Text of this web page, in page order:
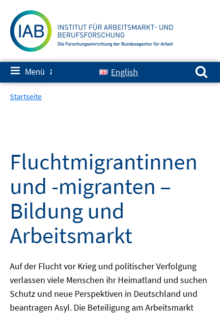
zum
Inhalt
≡ Menü ✘ English
Suchen nach:
Startseite
Fluchtmigrantinnen
und -migranten –
Bildung und
Arbeitsmarkt
Auf der Flucht vor Krieg und politischer Verfolgung
verlassen viele Menschen ihr Heimatland und suchen
Schutz und neue Perspektiven in Deutschland und
beantragen Asyl. Die Beteiligung am Arbeitsmarkt